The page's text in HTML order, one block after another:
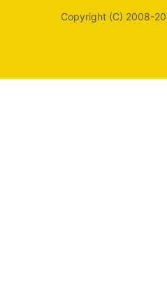
Copyright (C) 2008-